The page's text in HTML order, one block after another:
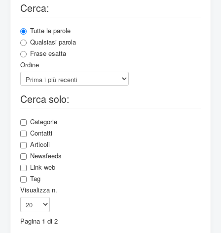
Cerca:
Tutte le parole
Qualsiasi parola
Frase esatta
Ordine
Cerca solo:
Categorie
Contatti
Articoli
Newsfeeds
Link web
Tag
Visualizza n.
Pagina 1 di 2